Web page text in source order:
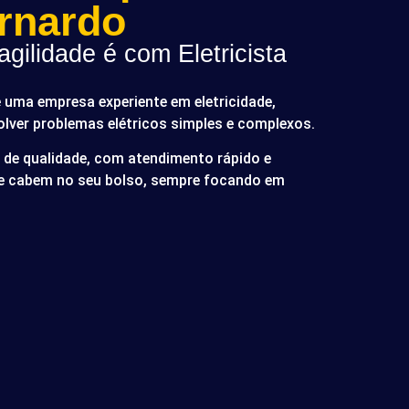
é com Eletricista
empresa experiente em eletricidade,
problemas elétricos simples e complexos.
qualidade, com atendimento rápido e
cabem no seu bolso, sempre focando em